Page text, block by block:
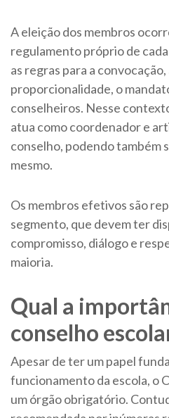
A eleição dos membros
regulamento próprio de
as regras para a
proporcionalidade, o
conselheiros. Nesse
atua como coordenador e
conselho, podendo também
mesmo.
Os membros efetivos são
segmento, que devem ter
compromisso, diálogo e
maioria.
Qual a
conselho
Apesar de ter um papel
funcionamento da escola, o
um órgão obrigatório.